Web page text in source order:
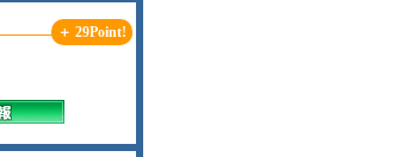
＋ 29Point!